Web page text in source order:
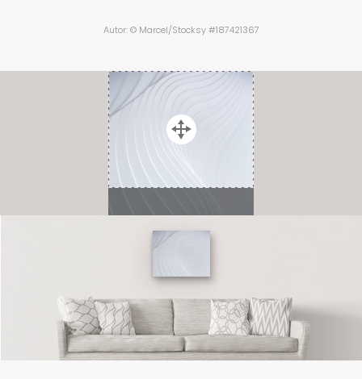
Autor: © Marcel/Stocksy #187421367